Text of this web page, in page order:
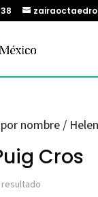
nombre /
Cros